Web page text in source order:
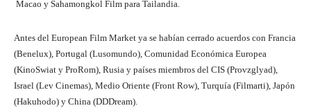
Macao y Sahamongkol Film para Tailandia.
Antes del European Film Market ya se habían cerrado acuerdos con Francia
(Benelux), Portugal (Lusomundo), Comunidad Económica Europea
(KinoSwiat y ProRom), Rusia y países miembros del CIS (Provzglyad),
Israel (Lev Cinemas), Medio Oriente (Front Row), Turquía (Filmarti), Japón
(Hakuhodo) y China (DDDream).